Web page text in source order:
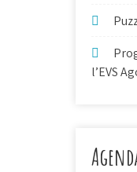
l’EVS